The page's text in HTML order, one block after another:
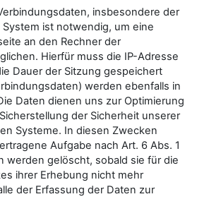
insbesondere der
ist notwendig, um eine
an den Rechner der
Hierfür muss die IP-Adresse
Dauer der Sitzung gespeichert
werden ebenfalls in
Daten dienen uns zur Optimierung
der Sicherheit unserer
Systeme. In diesen Zwecken
Aufgabe nach Art. 6 Abs. 1
werden gelöscht, sobald sie für die
ihrer Erhebung nicht mehr
der Erfassung der Daten zur